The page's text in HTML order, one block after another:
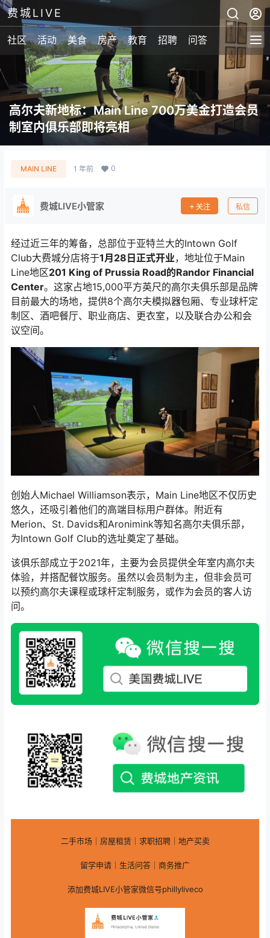
费城LIVE
社区 活动 美食 房产 教育 招聘 问答
高尔夫新地标：Main Line 700万美金打造会员
制室内俱乐部即将亮相
MAIN LINE 1 年前 0
费城LIVE小管家 关注 私信
经过近三年的筹备，总部位于亚特兰大的Intown Golf
Club大费城分店将于1月28日正式开业，地址位于Main
Line地区201 King of Prussia Road的Randor Financial
Center。这家占地15,000平方英尺的高尔夫俱乐部是品牌
目前最大的场地，提供8个高尔夫模拟器包厢、专业球杆定
制区、酒吧餐厅、职业商店、更衣室，以及联合办公和会
议空间。
创始人Michael Williamson表示，Main Line地区不仅历史
悠久，还吸引着他们的高端目标用户群体。附近有
Merion、St. Davids和Aronimink等知名高尔夫俱乐部，
为Intown Golf Club的选址奠定了基础。
该俱乐部成立于2021年，主要为会员提供全年室内高尔夫
体验，并搭配餐饮服务。虽然以会员制为主，但非会员可
以预约高尔夫课程或球杆定制服务，或作为会员的客人访
问。
二手市场｜房屋租赁｜求职招聘｜地产买卖
留学申请｜生活问答｜商务推广
添加费城LIVE小管家微信号phillyliveco